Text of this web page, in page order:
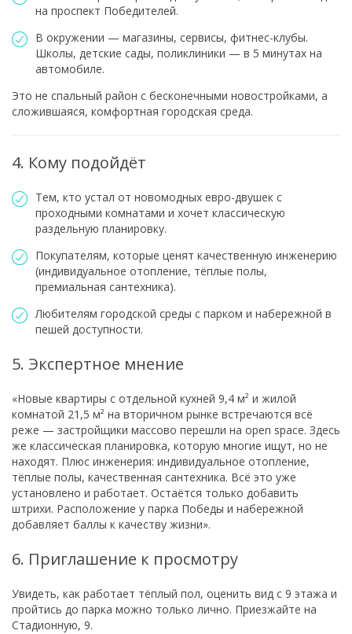
на проспект Победителей.
В окружении — магазины, сервисы, фитнес-клубы.
Школы, детские сады, поликлиники — в 5 минутах на
автомобиле.
Это не спальный район с бесконечными новостройками, а
сложившаяся, комфортная городская среда.
4. Кому подойдёт
Тем, кто устал от новомодных евро-двушек с
проходными комнатами и хочет классическую
раздельную планировку.
Покупателям, которые ценят качественную инженерию
(индивидуальное отопление, тёплые полы,
премиальная сантехника).
Любителям городской среды с парком и набережной в
пешей доступности.
5. Экспертное мнение
«Новые квартиры с отдельной кухней 9,4 м² и жилой
комнатой 21,5 м² на вторичном рынке встречаются всё
реже — застройщики массово перешли на open space. Здесь
же классическая планировка, которую многие ищут, но не
находят. Плюс инженерия: индивидуальное отопление,
тёплые полы, качественная сантехника. Всё это уже
установлено и работает. Остаётся только добавить
штрихи. Расположение у парка Победы и набережной
добавляет баллы к качеству жизни».
6. Приглашение к просмотру
Увидеть, как работает тёплый пол, оценить вид с 9 этажа и
пройтись до парка можно только лично. Приезжайте на
Стадионную, 9.